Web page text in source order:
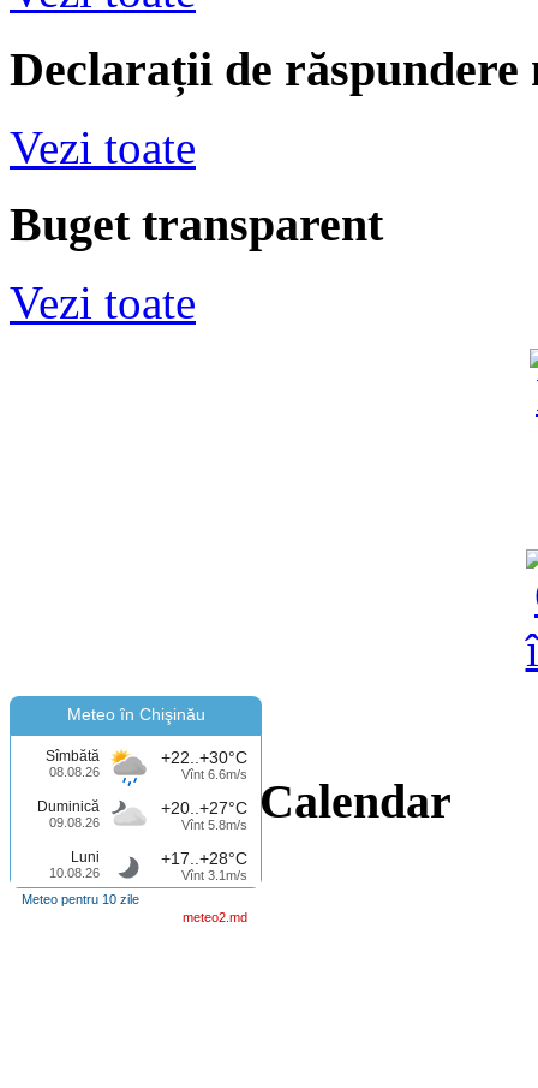
Declarații de răspundere
Vezi toate
Buget transparent
Vezi toate
Meteo în Chişinău
Sîmbătă
08.08.26
+22..+30°C
Vînt 6.6m/s
Duminică
09.08.26
+20..+27°C
Vînt 5.8m/s
Luni
10.08.26
+17..+28°C
Vînt 3.1m/s
Meteo pentru 10 zile
meteo2.md
Calendar